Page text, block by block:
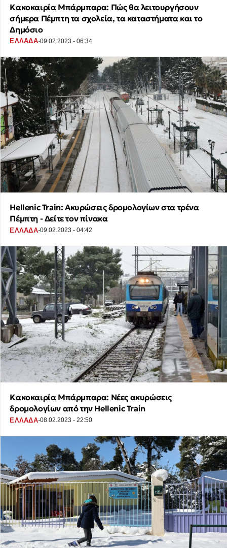
Κακοκαιρία Μπάρμπαρα: Πώς θα λειτουργήσουν
σήμερα Πέμπτη τα σχολεία, τα καταστήματα και το
Δημόσιο
ΕΛΛΑΔΑ·09.02.2023 - 06:34
Hellenic Train: Ακυρώσεις δρομολογίων στα τρένα
Πέμπτη - Δείτε τον πίνακα
ΕΛΛΑΔΑ·09.02.2023 - 04:42
Κακοκαιρία Μπάρμπαρα: Νέες ακυρώσεις
δρομολογίων από την Hellenic Train
ΕΛΛΑΔΑ·08.02.2023 - 22:50